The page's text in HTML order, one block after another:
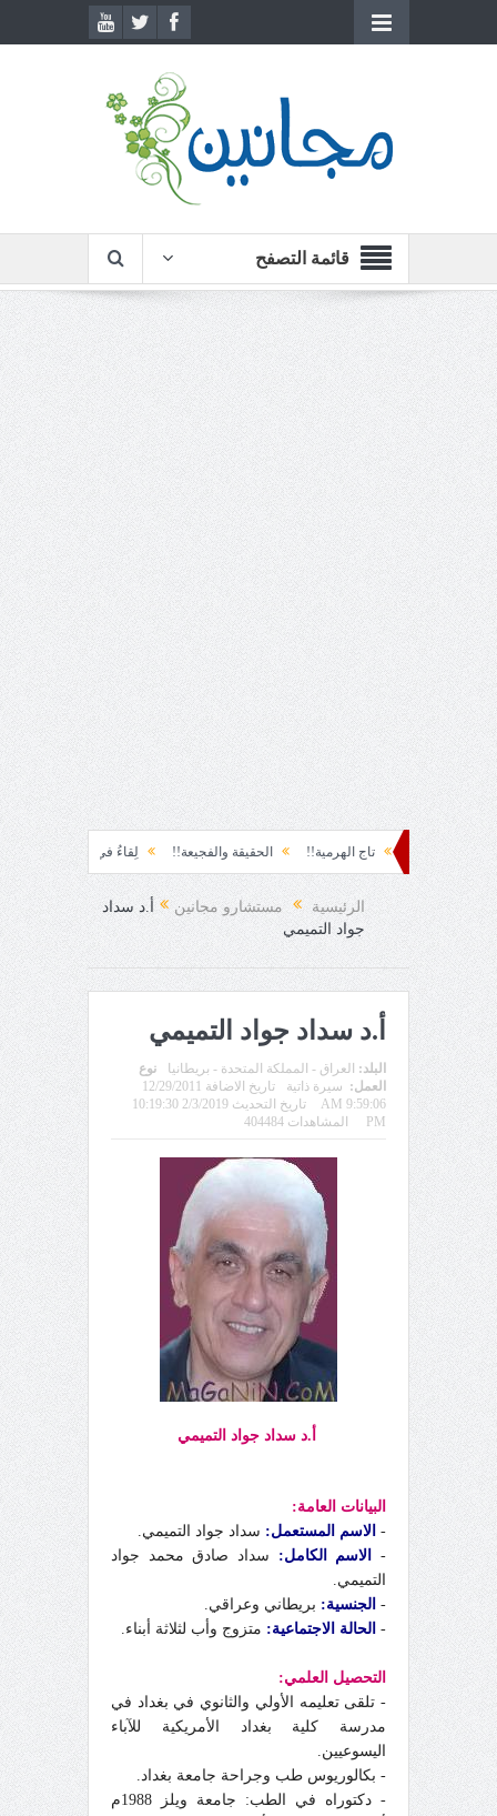
قائمة التصفح
تاج الهرمية!! الحقيقة والفجيعة!! لِقاءُ في المَطَرِ! أين القيادة!!
الرئيسية مستشارو مجانين
أ.د سداد
جواد التميمي
أ.د سداد جواد التميمي
البلد: العراق - المملكة المتحدة - بريطانيا
نوع
العمل: سيرة ذاتية
تاريخ الاضافة 12/29/2011
9:59:06 AM
تاريخ التحديث 2/3/2019 10:19:30
PM
المشاهدات 404484
أ.د سداد جواد التميمي
البيانات العامة:
- الاسم المستعمل: سداد جواد التميمي.
-
الاسم الكامل: سداد صادق محمد جواد
التميمي.
- الجنسية: بريطاني وعراقي.
- الحالة الاجتماعية: متزوج وأب لثلاثة أبناء.
التحصيل العلمي:
- تلقى تعليمه الأولي والثانوي في بغداد في
مدرسة كلية بغداد الأمريكية للآباء
اليسوعيين.
- بكالوريوس طب وجراحة جامعة بغداد.
- دكتوراه في الطب: جامعة ويلز 1988
م